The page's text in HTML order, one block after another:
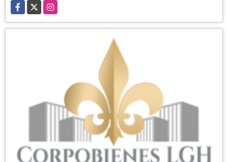
Facebook
X Instagram